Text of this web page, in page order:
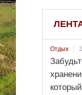
Отдых